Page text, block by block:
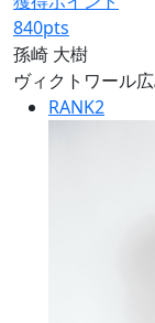
840pts
孫崎 大樹
ヴィクトワール
RANK2